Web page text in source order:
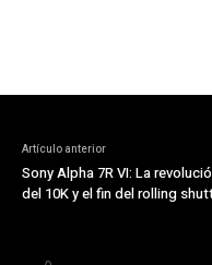
Artículo anterior
Sony Alpha 7R VI: La
del 10K y el fin del rolling